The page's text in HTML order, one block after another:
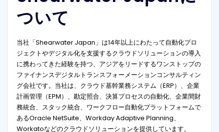
ついて
当社「Shearwater Japan」は14年以上にわたって自動化プロ
ジェクトやデジタル化を支援するクラウドソリューションの導入
に携わってきた経験を持つ、アジアをリードするワンストップの
ファイナンスデジタルトランスフォーメーションコンサルティン
グ会社です。当社は、クラウド基幹業務システム（ERP）、企業
計画管理（EPM）、勘定照合、決算プロセスの自動化、企業間財
務統合、スタック統合、ワークフロー自動化プラットフォームで
あるOracle NetSuite、Workday Adaptive Planning、
Workatoなどのクラウドソリューションを提供しています。